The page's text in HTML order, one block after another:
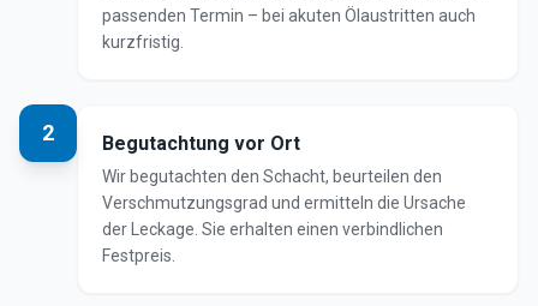
passenden Termin – bei akuten Ölaustritten auch
kurzfristig.
2 Begutachtung vor Ort
Wir begutachten den Schacht, beurteilen den
Verschmutzungsgrad und ermitteln die Ursache
der Leckage. Sie erhalten einen verbindlichen
Festpreis.